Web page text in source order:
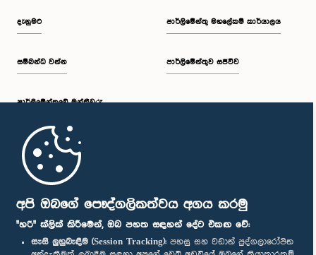
අපි ඔබගේ පෞද්ගලිකත්වය අගය කරමු
"හරි" ක්ලික් කිරීමෙන්, ඔබ පහත සඳහන් දේට එකඟ වේ:
සැසි ලුහුබැඳීම (Session Tracking): පහසු සහ වඩාත් පුද්ගලාරෝපිත
දැනුමට
සම්බන්ධ වන්න
පාර්ලි‌මේන්තුවේ මන්ත්‍රීවරු
මුල් පිටුව
පාර්ලිමේන්තු මහලේකම් කාර්යාලය
පාර්ලිමේන්තුව සජීවීව
පාර්ලිමේන්තු ජංගම යෙදුම